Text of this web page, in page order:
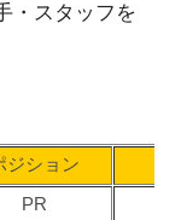
・スタッフを
ジション
PR